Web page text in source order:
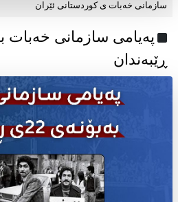
سازمانی خەبات ی کوردستانی ئێران
ڕێبەندان